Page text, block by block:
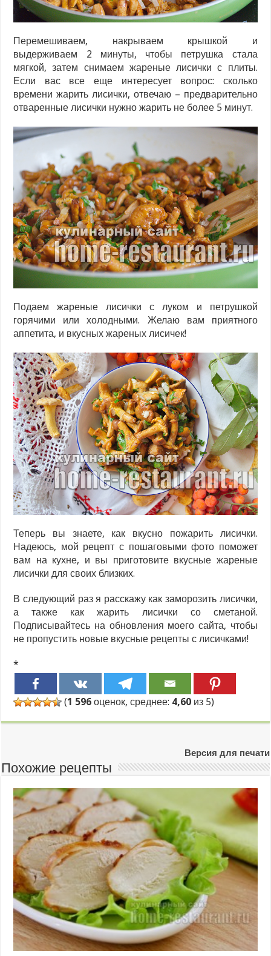
Перемешиваем, накрываем крышкой и
выдерживаем 2 минуты, чтобы петрушка стала
мягкой, затем снимаем жареные лисички с плиты.
Если вас все еще интересует вопрос: сколько
времени жарить лисички, отвечаю – предварительно
отваренные лисички нужно жарить не более 5 минут.
Подаем жареные лисички с луком и петрушкой
горячими или холодными. Желаю вам приятного
аппетита, и вкусных жареных лисичек!
Теперь вы знаете, как вкусно пожарить лисички.
Надеюсь, мой рецепт с пошаговыми фото поможет
вам на кухне, и вы приготовите вкусные жареные
лисички для своих близких.
В следующий раз я расскажу как заморозить лисички,
а также как жарить лисички со сметаной.
Подписывайтесь на обновления моего сайта, чтобы
не пропустить новые вкусные рецепты с лисичками!
*
(1 596 оценок, среднее: 4,60 из 5)
Версия для печати
Похожие рецепты